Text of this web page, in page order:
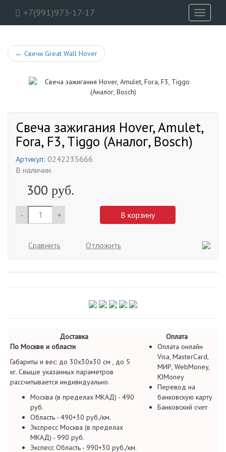
+7(991)973-17-17
Toggle
← Свечи Great Wall Hover
Свеча зажигания Hover, Amulet,
Fora, F3, Tiggo (Аналог, Bosch)
Артикул: 0242235666
В наличии
300 руб.
- + В корзину
Сравнить Отложить
Доставка
Оплата
По Москве и области
Габариты и вес: до 30х30х30 см , до 5
кг. Свыше указанных параметров
рассчитывается индивидуально.
Москва (в пределах МКАД) - 490
руб.
Область - 490+30 руб./км.
Экспресс Москва (в пределах
МКАД) - 990 руб.
Экспесс Область - 990+30 руб./км.
Оплата онлайн
Visa, MasterCard,
МИР, WebMoney,
ЮMoney
Перевод на
банковскую карту
Банковский счет